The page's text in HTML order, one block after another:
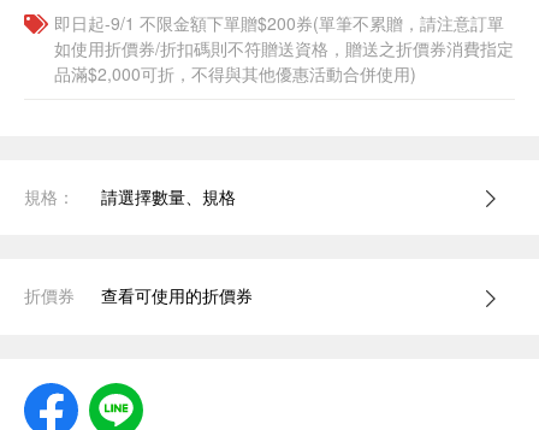
即日起-9/1 不限金額下單贈$200券(單筆不累贈，請注意訂單
如使用折價券/折扣碼則不符贈送資格，贈送之折價券消費指定
品滿$2,000可折，不得與其他優惠活動合併使用)
規格： 請選擇數量、規格
折價券 查看可使用的折價券